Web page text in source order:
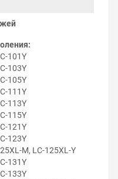
MFC-J5620DW
в картридже и
программатора с
Об установлении
красный диод.
и чипа до
на зелёную. В
101Y
103Y
105Y
111Y
113Y
115Y
121Y
123Y
M, LC-125XL-Y
131Y
133Y